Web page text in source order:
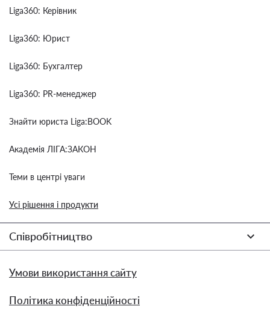
Liga360: Керівник
Liga360: Юрист
Liga360: Бухгалтер
Liga360: PR-менеджер
Знайти юриста Liga:BOOK
Академія ЛІГА:ЗАКОН
Теми в центрі уваги
Усі рішення і продукти
Співробітництво
Умови використання сайту
Політика конфіденційності